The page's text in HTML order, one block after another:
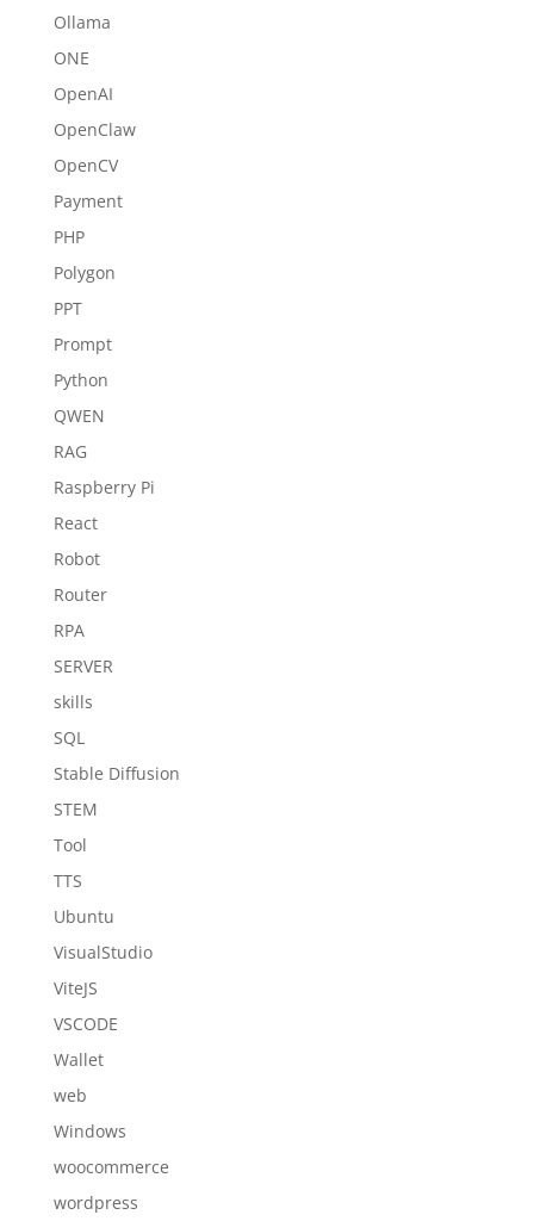
Ollama
ONE
OpenAI
OpenClaw
OpenCV
Payment
PHP
Polygon
PPT
Prompt
Python
QWEN
RAG
Raspberry Pi
React
Robot
Router
RPA
SERVER
skills
SQL
Stable Diffusion
STEM
Tool
TTS
Ubuntu
VisualStudio
ViteJS
VSCODE
Wallet
web
Windows
woocommerce
wordpress